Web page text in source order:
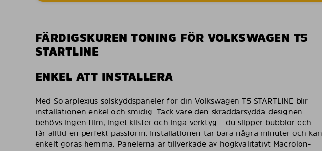
FÄRDIGSKUREN TONING FÖR VOLKSWAGEN T5
STARTLINE
ENKEL ATT INSTALLERA
Med Solarplexius solskyddspaneler för din Volkswagen T5 STARTLINE blir
installationen enkel och smidig. Tack vare den skräddarsydda designen
behövs ingen film, inget klister och inga verktyg – du slipper bubblor och
får alltid en perfekt passform. Installationen tar bara några minuter och kan
enkelt göras hemma. Panelerna är tillverkade av högkvalitativt Macrolon-